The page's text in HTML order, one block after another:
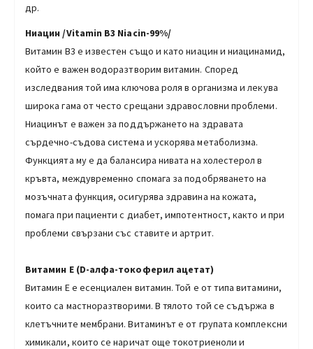
др.
Ниацин /Vitamin B3 Niacin-99%/
Витамин В3 е известен също и като ниацин и ниацинамид,
който е важен водоразтворим витамин. Според
изследвания той има ключова роля в организма и лекува
широка гама от често срещани здравословни проблеми.
Ниацинът е важен за поддържането на здравата
сърдечно-съдова система и ускорява метаболизма.
Функцията му е да балансира нивата на холестерол в
кръвта, междувременно спомага за подобряването на
мозъчната функция, осигурява здравина на кожата,
помага при пациенти с диабет, импотентност, както и при
проблеми свързани със ставите и артрит.
Витамин Е (D-алфа-токоферил ацетат)
Витамин Е е есенциален витамин. Той е от типа витамини,
които са мастноразтворими. В тялото той се съдържа в
клетъчните мембрани. Витаминът е от групата комплексни
химикали, които се наричат още токотриеноли и